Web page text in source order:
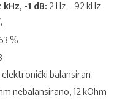
-1 dB:2 Hz – 92 kHz
%
balansiran
nebalansirano, 12 kOhm